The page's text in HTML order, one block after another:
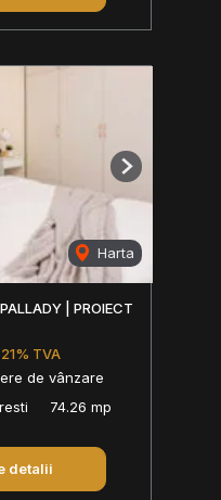
Harta
Next
| PROIECT
TVA
de vânzare
74.26 mp
detalii